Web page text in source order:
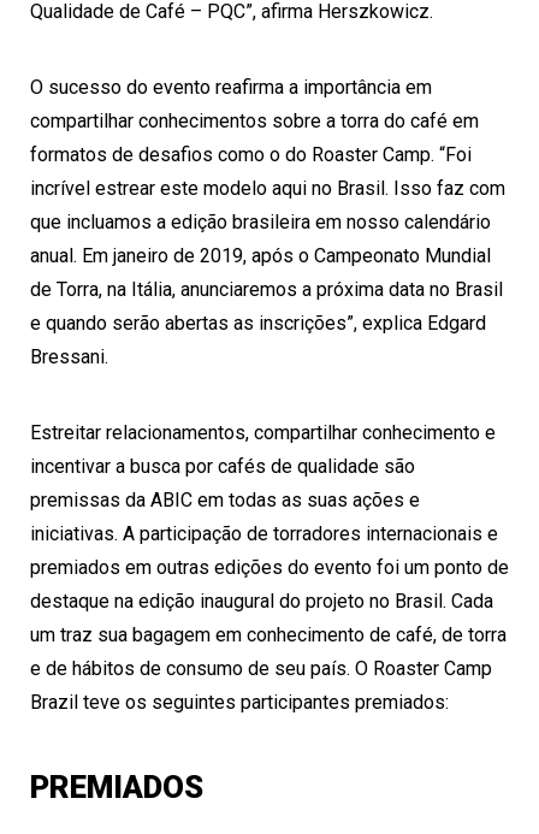
Qualidade de Café – PQC”, afirma Herszkowicz.
O sucesso do evento reafirma a importância em
compartilhar conhecimentos sobre a torra do café em
formatos de desafios como o do Roaster Camp. “Foi
incrível estrear este modelo aqui no Brasil. Isso faz com
que incluamos a edição brasileira em nosso calendário
anual. Em janeiro de 2019, após o Campeonato Mundial
de Torra, na Itália, anunciaremos a próxima data no Brasil
e quando serão abertas as inscrições”, explica Edgard
Bressani.
Estreitar relacionamentos, compartilhar conhecimento e
incentivar a busca por cafés de qualidade são
premissas da ABIC em todas as suas ações e
iniciativas. A participação de torradores internacionais e
premiados em outras edições do evento foi um ponto de
destaque na edição inaugural do projeto no Brasil. Cada
um traz sua bagagem em conhecimento de café, de torra
e de hábitos de consumo de seu país. O Roaster Camp
Brazil teve os seguintes participantes premiados:
PREMIADOS